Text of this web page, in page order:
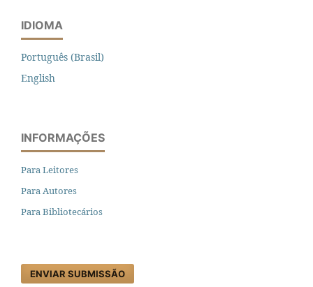
IDIOMA
Português (Brasil)
English
INFORMAÇÕES
Para Leitores
Para Autores
Para Bibliotecários
ENVIAR SUBMISSÃO